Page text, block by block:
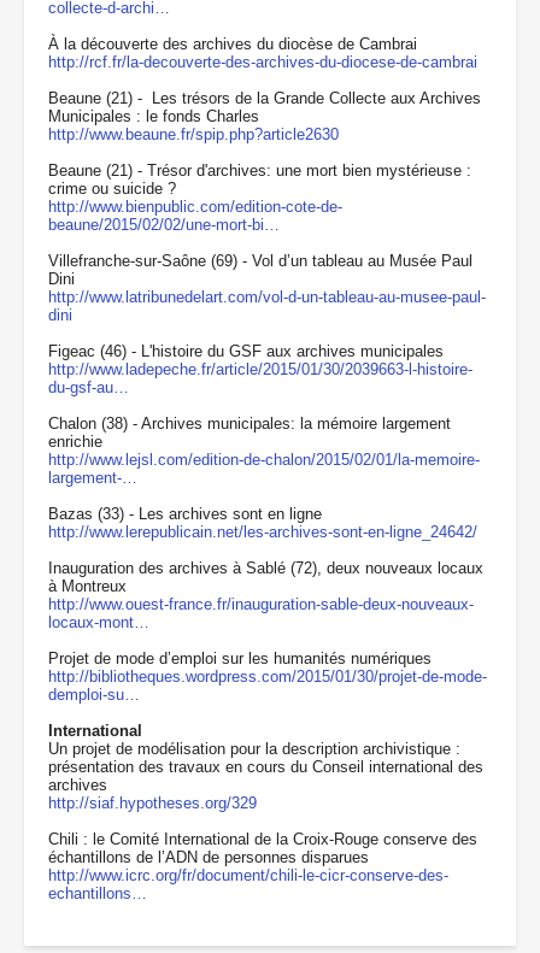
collecte-d-archi…
À la découverte des archives du diocèse de Cambrai
http://rcf.fr/la-decouverte-des-archives-du-diocese-de-cambrai
Beaune (21) - Les trésors de la Grande Collecte aux Archives
Municipales : le fonds Charles
http://www.beaune.fr/spip.php?article2630
Beaune (21) - Trésor d'archives: une mort bien mystérieuse :
crime ou suicide ?
http://www.bienpublic.com/edition-cote-de-
beaune/2015/02/02/une-mort-bi…
Villefranche-sur-Saône (69) - Vol d’un tableau au Musée Paul
Dini
http://www.latribunedelart.com/vol-d-un-tableau-au-musee-paul-
dini
Figeac (46) - L'histoire du GSF aux archives municipales
http://www.ladepeche.fr/article/2015/01/30/2039663-l-histoire-
du-gsf-au…
Chalon (38) - Archives municipales: la mémoire largement
enrichie
http://www.lejsl.com/edition-de-chalon/2015/02/01/la-memoire-
largement-…
Bazas (33) - Les archives sont en ligne
http://www.lerepublicain.net/les-archives-sont-en-ligne_24642/
Inauguration des archives à Sablé (72), deux nouveaux locaux
à Montreux
http://www.ouest-france.fr/inauguration-sable-deux-nouveaux-
locaux-mont…
Projet de mode d’emploi sur les humanités numériques
http://bibliotheques.wordpress.com/2015/01/30/projet-de-mode-
demploi-su…
International
Un projet de modélisation pour la description archivistique :
présentation des travaux en cours du Conseil international des
archives
http://siaf.hypotheses.org/329
Chili : le Comité International de la Croix-Rouge conserve des
échantillons de l’ADN de personnes disparues
http://www.icrc.org/fr/document/chili-le-cicr-conserve-des-
echantillons…